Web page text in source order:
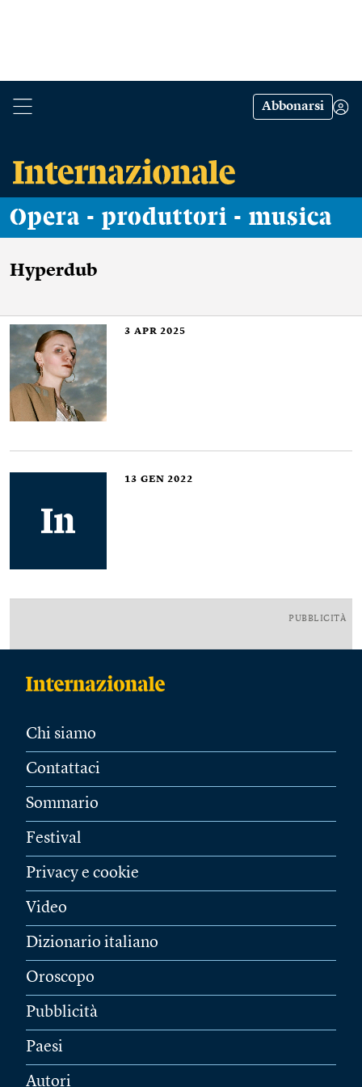
Abbonarsi
Opera - produttori - musica
Hyperdub
3 APR 2025
13 GEN 2022
PUBBLICITÀ
Chi siamo
Contattaci
Sommario
Festival
Privacy e cookie
Video
Dizionario italiano
Oroscopo
Pubblicità
Paesi
Autori